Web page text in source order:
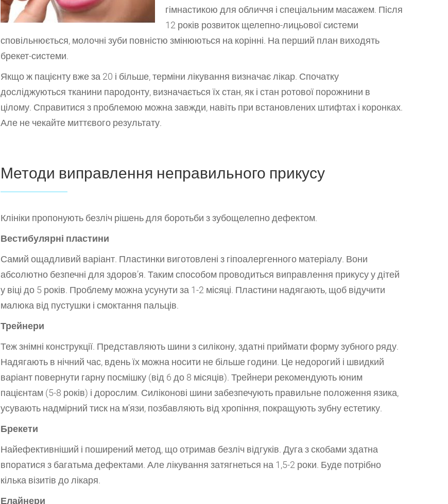
гімнастикою для обличчя і спеціальним масажем. Після
12 років розвиток щелепно-лицьової системи
сповільнюється, молочні зуби повністю змінюються на корінні. На перший план виходять
брекет-системи.
Якщо ж пацієнту вже за 20 і більше, терміни лікування визначає лікар. Спочатку
досліджуються тканини пародонту, визначається їх стан, як і стан ротової порожнини в
цілому. Справитися з проблемою можна завжди, навіть при встановлених штифтах і коронках.
Але не чекайте миттєвого результату.
Методи виправлення неправильного прикусу
Клініки пропонують безліч рішень для боротьби з зубощелепно дефектом.
Вестибулярні пластини
Самий ощадливий варіант. Пластинки виготовлені з гіпоалергенного матеріалу. Вони
абсолютно безпечні для здоров’я. Таким способом проводиться виправлення прикусу у дітей
у віці до 5 років. Проблему можна усунути за 1-2 місяці. Пластини надягають, щоб відучити
малюка від пустушки і смоктання пальців.
Трейнери
Теж знімні конструкції. Представляють шини з силікону, здатні приймати форму зубного ряду.
Надягають в нічний час, вдень їх можна носити не більше години. Це недорогий і швидкий
варіант повернути гарну посмішку (від 6 до 8 місяців). Трейнери рекомендують юним
пацієнтам (5-8 років) і дорослим. Силіконові шини забезпечують правильне положення язика,
усувають надмірний тиск на м’язи, позбавляють від хропіння, покращують зубну естетику.
Брекети
Найефективніший і поширений метод, що отримав безліч відгуків. Дуга з скобами здатна
впоратися з багатьма дефектами. Але лікування затягнеться на 1,5-2 роки. Буде потрібно
кілька візитів до лікаря.
Елайнери